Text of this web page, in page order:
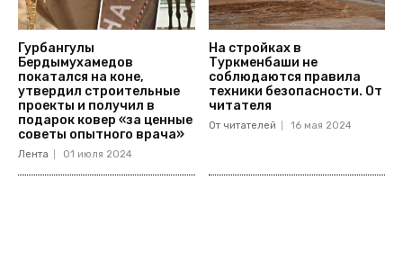
Гурбангулы
Бердымухамедов
покатался на коне,
утвердил строительные
проекты и получил в
подарок ковер «за ценные
советы опытного врача»
Лента 01 июля 2024
На стройках в
Туркменбаши не
соблюдаются правила
техники безопасности. От
читателя
От читателей 16 мая 2024